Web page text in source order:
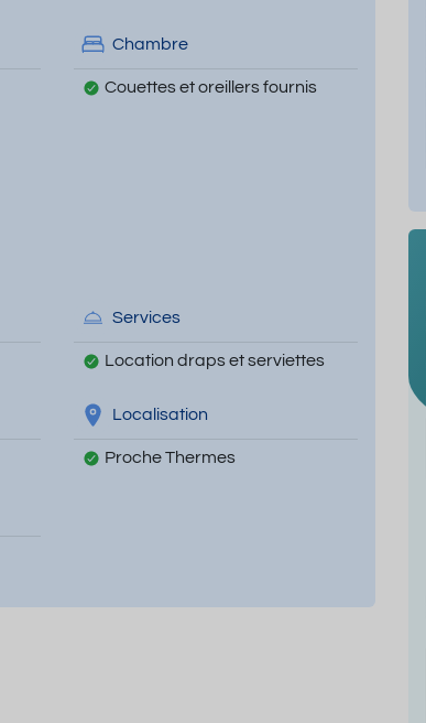
Chambre
Couettes et oreillers fournis
Services
Location draps et serviettes
Localisation
Proche Thermes